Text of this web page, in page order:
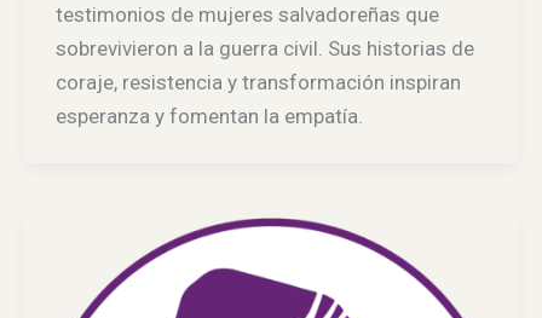
testimonios de mujeres salvadoreñas que
sobrevivieron a la guerra civil. Sus historias de
coraje, resistencia y transformación inspiran
esperanza y fomentan la empatía.